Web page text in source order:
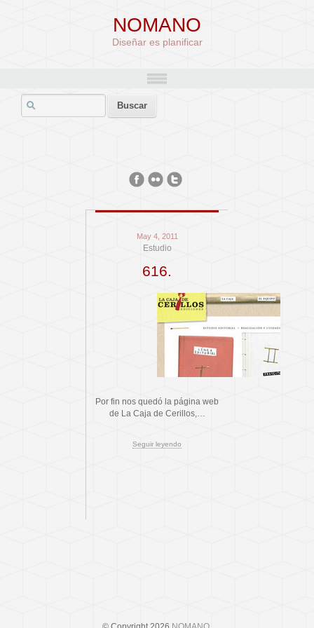
NOMANO
Diseñar es planificar
May 4, 2011
Estudio
616.
Por fin nos quedó la página web
de La Caja de Cerillos,…
Seguir leyendo